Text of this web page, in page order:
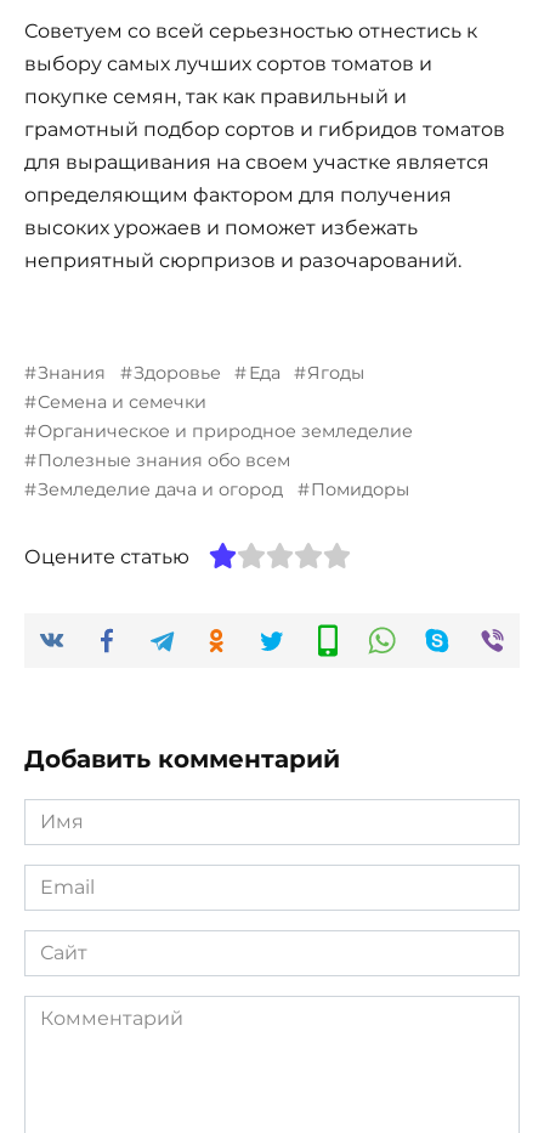
Советуем со всей серьезностью отнестись к
выбору самых лучших сортов томатов и
покупке семян, так как правильный и
грамотный подбор сортов и гибридов томатов
для выращивания на своем участке является
определяющим фактором для получения
высоких урожаев и поможет избежать
неприятный сюрпризов и разочарований.
Знания Здоровье Еда
Ягоды
Семена и семечки
Органическое и природное земледелие
Полезные знания обо всем
Земледелие дача и огород
Помидоры
Оцените статью
Добавить комментарий
Имя
*
Email
*
Сайт
Комментарий